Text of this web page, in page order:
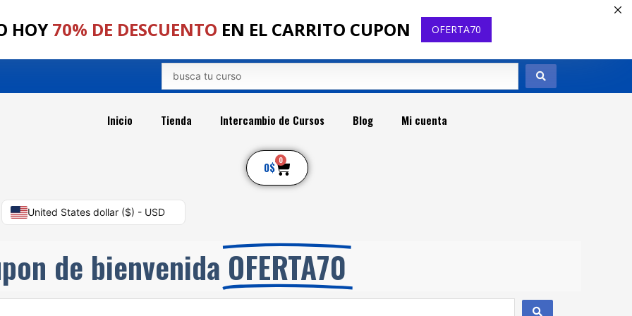
HOY70% DE DESCUENTO EN EL CARRITO CUPON OFERTA70
Search
...
Inicio Tienda Intercambio de Cursos Blog Mi cuenta
0$ 0 Cart
United States dollar ($) - USD
de bienvenida OFERTA70